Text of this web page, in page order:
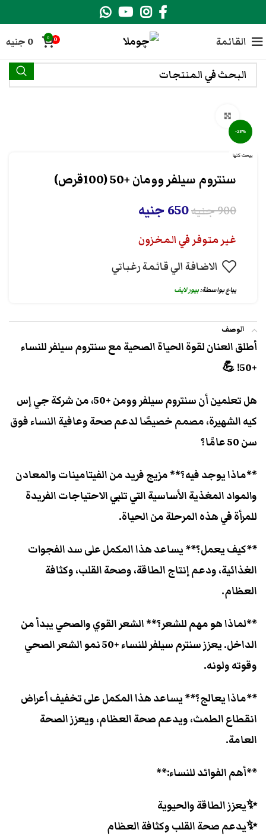
القائمة 0
0
0 جنيه
-28%
بيعت كلها
سنتروم سيلفر وومان +50 (100قرص)
900جنيه650جنيه
غير متوفر في المخزون
الاضافة الي قائمة رغباتي
يباع بواسطة:بيور لايف
الوصف
أطلق العنان لقوة الحياة الصحية مع سنتروم سيلفر للنساء
+50! 💪
هل تعلمين أن سنتروم سيلفر وومن +50، من شركة جي إس
كيه الشهيرة، مصمم خصيصًا لدعم صحة وعافية النساء فوق
سن 50 عامًا؟
**ماذا يوجد فيه؟** مزيج فريد من الفيتامينات والمعادن
والمواد المغذية الأساسية التي تلبي الاحتياجات الفريدة
للمرأة في هذه المرحلة من الحياة.
**كيف يعمل؟** يساعد هذا المكمل على سد الفجوات
الغذائية، ودعم إنتاج الطاقة، وصحة القلب، وكثافة
العظام.
**لماذا هو مهم للشعر؟** الشعر القوي والصحي يبدأ من
الداخل. يعزز سنترم سيلفر للنساء +50 نمو الشعر الصحي
وقوته ولونه.
**ماذا يعالج؟** يساعد هذا المكمل على تخفيف أعراض
انقطاع الطمث، ويدعم صحة العظام، ويعزز الصحة
العامة.
**أهم الفوائد للنساء:**
✨يعزز الطاقة والحيوية
✨يدعم صحة القلب وكثافة العظام